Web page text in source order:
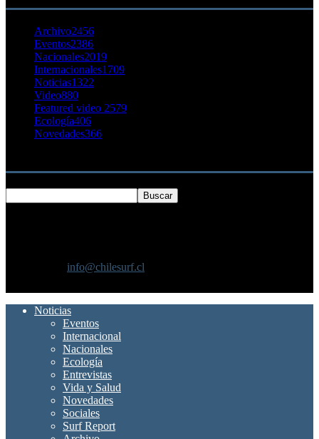
Archivo2456
Eventos2386
Nacionales2019
Internacionales1709
Noticias1322
Video880
Featured video 2579
Ecología406
Novedades366
info@chilesurf.cl
Noticias
Eventos
Internacional
Nacionales
Ecología
Entrevistas
Vida y Salud
Novedades
Sociales
Surf Report